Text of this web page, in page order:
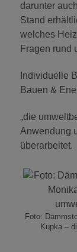
darunter
Stand
welches
Fragen rund
Individuelle
Bauen &
„die
Anwendung
überarbeitet.
Foto:
Kupka –